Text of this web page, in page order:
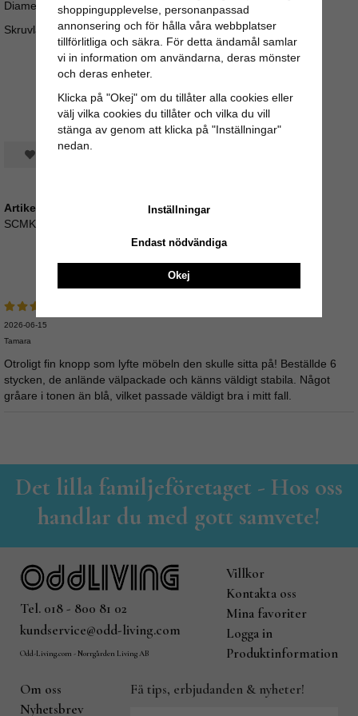
Diameter: 4,4cm
Skruvlängd ca 3,5cm (M4)
Spara som favorit
Artikelnummer:
SCMK-115
Recensioner
2026-06-15
Tamara
Otroligt fin knopp som lyfte möbeln den skulle sitta på! Beställde 6
stycken, de anlände välpackade och känns väldigt stabila. Något
gråare i tonen än blå, vilket passade väldigt bra i mitt fall.
Det lilla familjeföretaget - Hos oss
handlar du med gott samvete!
Tel. 018 - 800 81 02
kundservice@odd-living.com
Odd-Living.com - Norrgården Living AB
Villkor
Kontakta oss
Mina favoriter
Logga in
Produktinformation
Om oss
Nyhetsbrev
Få tips, erbjudanden & nyheter!
shoppingupplevelse, personanpassad
annonsering och för hålla våra webbplatser
tillförlitliga och säkra. För detta ändamål samlar
vi in information om användarna, deras mönster
och deras enheter.
Klicka på "Okej" om du tillåter alla cookies eller
välj vilka cookies du tillåter och vilka du vill
stänga av genom att klicka på "Inställningar"
nedan.
Inställningar
Endast nödvändiga
Okej